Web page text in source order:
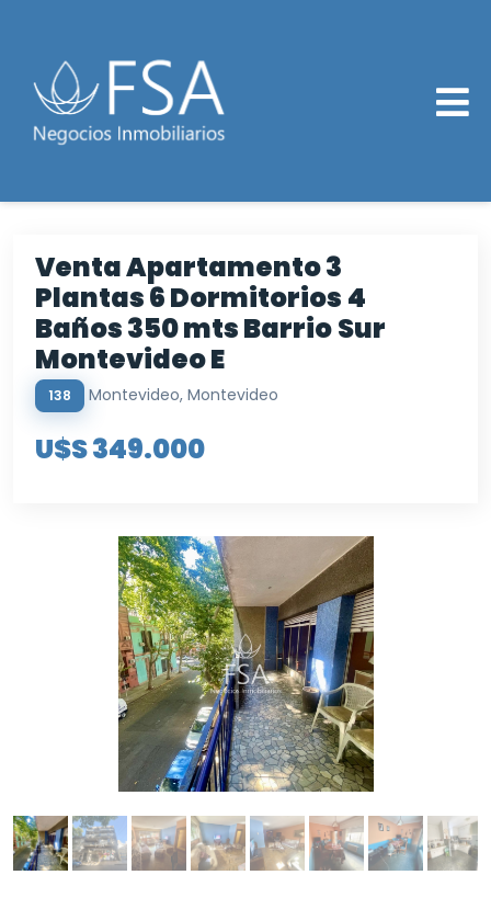
Venta Apartamento 3
Plantas 6 Dormitorios 4
Baños 350 mts Barrio Sur
Montevideo E
138 Montevideo, Montevideo
U$S 349.000